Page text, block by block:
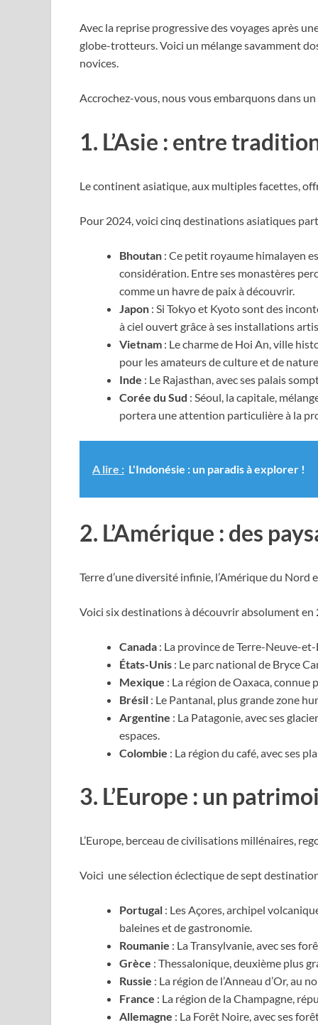
Avec la reprise progressive des voyages après
globe-trotteurs.Voici un mélange savamment
novices.
Accrochez-vous, nous vous embarquons dans
1. L’Asie : entre
Le continent asiatique, aux multiples facettes,
Pour 2024, voici cinq destinations asiatiques
Bhoutan : Ce petit royaume himalayen
considération. Entre ses monastères
comme un havre de paix à découvrir.
Japon : Si Tokyo et Kyoto sont des
à ciel ouvert grâce à ses installations
Vietnam : Le charme de Hoi An, ville
pour les amateurs de culture et de
Inde : Le Rajasthan, avec ses palais
Corée du Sud : Séoul, la capitale,
portera une attention particulière à la
A lire : L'Indonésie : un paradis à explorer !
2. L’Amérique : des
Terre d’une diversité infinie, l’Amérique du Nord
Voici six destinations à découvrir absolument en
Canada : La province de Terre-Neuve-
États-Unis : Le parc national de Bryce
Mexique : La région de Oaxaca,
Brésil : Le Pantanal, plus grande zone
Argentine : La Patagonie, avec ses
espaces.
Colombie : La région du café, avec ses
3. L’Europe : un
L’Europe, berceau de civilisations millénaires,
Voici une sélection éclectique de sept
Portugal : Les Açores, archipel
baleines et de gastronomie.
Roumanie : La Transylvanie, avec ses
Grèce : Thessalonique, deuxième plus
Russie : La région de l’Anneau d’Or, au
France : La région de la Champagne,
Allemagne : La Forêt Noire, avec ses